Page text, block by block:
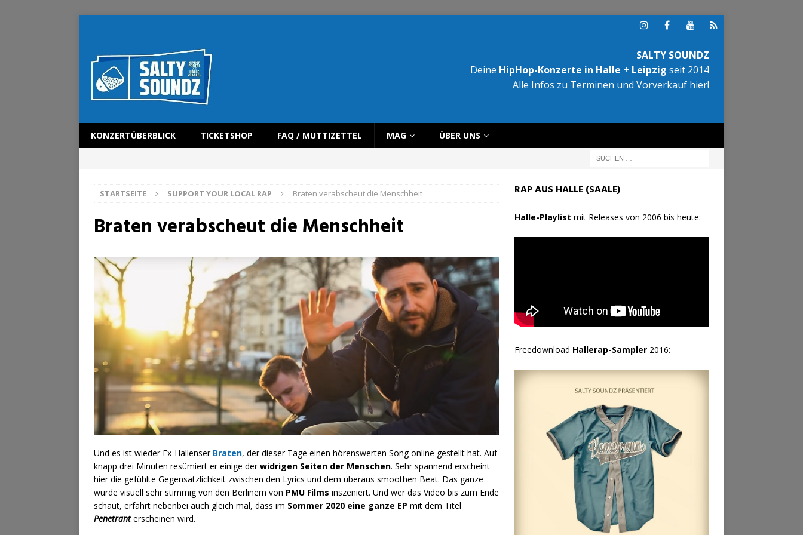
SALTY SOUNDZ
Deine HipHop-Konzerte in Halle + Leipzig seit 2014
Alle Infos zu Terminen und Vorverkauf hier!
KONZERTÜBERBLICK TICKETSHOP FAQ / MUTTIZETTEL MAG ÜBER UNS
STARTSEITE SUPPORT YOUR LOCAL RAP Braten verabscheut die Menschheit
Braten verabscheut die Menschheit
Und es ist wieder Ex-Hallenser Braten, der dieser Tage einen hörenswerten Song online gestellt hat. Auf
knapp drei Minuten resümiert er einige derwidrigen Seiten der Menschen. Sehr spannend erscheint
hier die gefühlte Gegensätzlichkeit zwischen den Lyrics und dem überaus smoothen Beat. Das ganze
wurde visuell sehr stimmig von den Berlinern von PMU Films inszeniert. Und wer das Video bis zum Ende
schaut, erfährt nebenbei auch gleich mal, dass im Sommer 2020 eine ganze EP mit dem Titel
Penetranterscheinen wird.
RAP AUS HALLE (SAALE)
Halle-Playlist mit Releases von 2006 bis heute:
Freedownload Hallerap-Sampler2016: